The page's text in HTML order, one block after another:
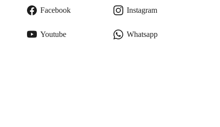
Facebook Instagram
Youtube Whatsapp